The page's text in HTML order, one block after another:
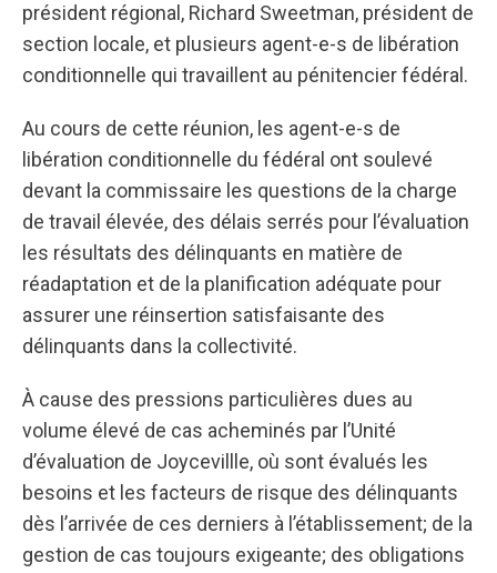
président régional, Richard Sweetman, président de
section locale, et plusieurs agent-e-s de libération
conditionnelle qui travaillent au pénitencier fédéral.
Au cours de cette réunion, les agent-e-s de
libération conditionnelle du fédéral ont soulevé
devant la commissaire les questions de la charge
de travail élevée, des délais serrés pour l’évaluation
les résultats des délinquants en matière de
réadaptation et de la planification adéquate pour
assurer une réinsertion satisfaisante des
délinquants dans la collectivité.
À cause des pressions particulières dues au
volume élevé de cas acheminés par l’Unité
d’évaluation de Joycevillle, où sont évalués les
besoins et les facteurs de risque des délinquants
dès l’arrivée de ces derniers à l’établissement; de la
gestion de cas toujours exigeante; des obligations